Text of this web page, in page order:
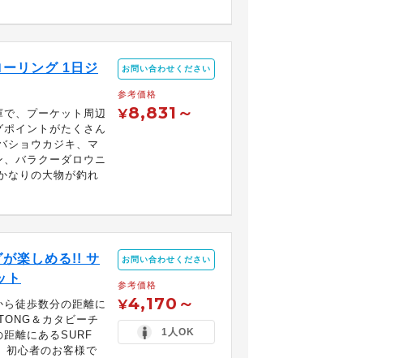
リング 1日ジ
、プーケット周辺
イントがたくさん
ショウカジキ、マ
バラクーダロウニ
なりの大物が釣れ
お問い合わせください
参考価格
¥8,831～
が楽しめる!! サ
ト
徒歩数分の距離に
＆カタビーチ
距離にあるSURF
初心者のお客様で
お問い合わせください
参考価格
¥4,170～
1人OK